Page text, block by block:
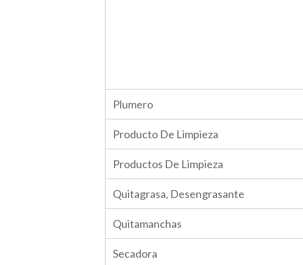
Plumero
Producto De Limpieza
Productos De Limpieza
Quitagrasa, Desengrasante
Quitamanchas
Secadora